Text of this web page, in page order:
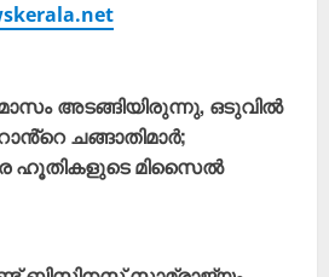
അടങ്ങിയിരുന്നു, ഒടുവിൽ
ചങ്ങാതിമാർ;
ഹൂതികളുടെ മിസൈൽ